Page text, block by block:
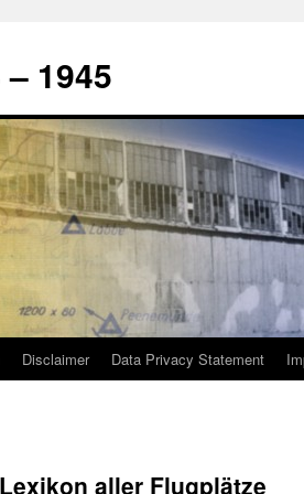
1945
Disclaimer Data Privacy Statement
aller Flugplätze